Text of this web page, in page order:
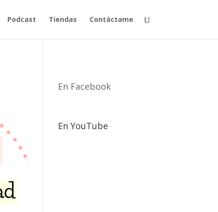
Podcast Tiendas Contáctame
En Facebook
En YouTube